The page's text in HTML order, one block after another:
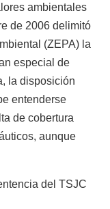
ambientales
de 2006 delimitó
(ZEPA) la
especial de
la disposición
entenderse
de cobertura
aunque
del TSJC